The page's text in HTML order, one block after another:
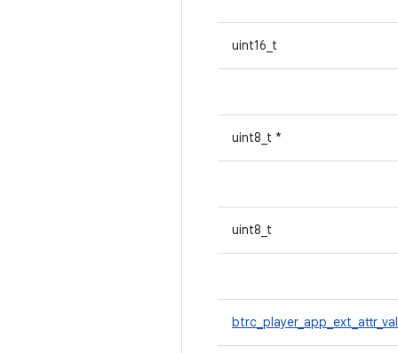
uint16_t
uint8_t *
uint8_t